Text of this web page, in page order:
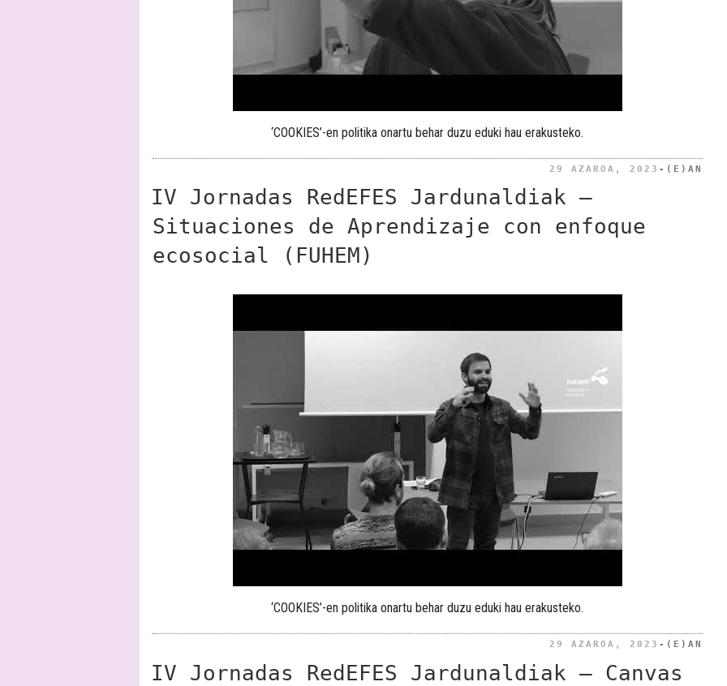
‘COOKIES’-en politika onartu behar duzu eduki hau erakusteko.
29 AZAROA, 2023 -(E)AN
IV Jornadas RedEFES Jardunaldiak –
Situaciones de Aprendizaje con enfoque
ecosocial (FUHEM)
‘COOKIES’-en politika onartu behar duzu eduki hau erakusteko.
29 AZAROA, 2023 -(E)AN
IV Jornadas RedEFES Jardunaldiak – Canvas